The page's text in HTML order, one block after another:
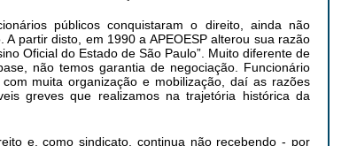
públicos conquistaram o direito, ainda não
partir disto, em 1990 a APEOESP alterou sua razão
Oficial do Estado de São Paulo”. Muito diferente de
não temos garantia de negociação. Funcionário
muita organização e mobilização, daí as razões
greves que realizamos na trajetória histórica da
e, como sindicato, continua não recebendo - por